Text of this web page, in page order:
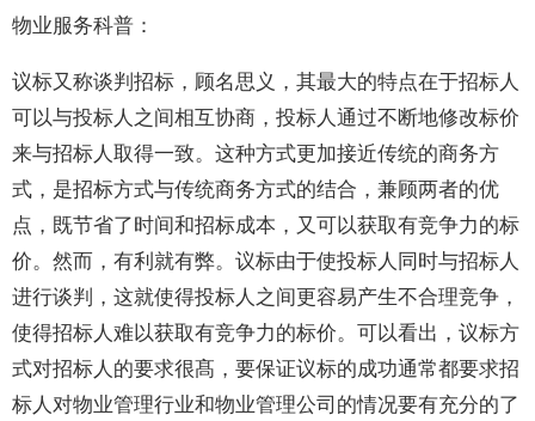
物业服务科普：
议标又称谈判招标，顾名思义，其最大的特点在于招标人
可以与投标人之间相互协商，投标人通过不断地修改标价
来与招标人取得一致。这种方式更加接近传统的商务方
式，是招标方式与传统商务方式的结合，兼顾两者的优
点，既节省了时间和招标成本，又可以获取有竞争力的标
价。然而，有利就有弊。议标由于使投标人同时与招标人
进行谈判，这就使得投标人之间更容易产生不合理竞争，
使得招标人难以获取有竞争力的标价。可以看出，议标方
式对招标人的要求很髙，要保证议标的成功通常都要求招
标人对物业管理行业和物业管理公司的情况要有充分的了